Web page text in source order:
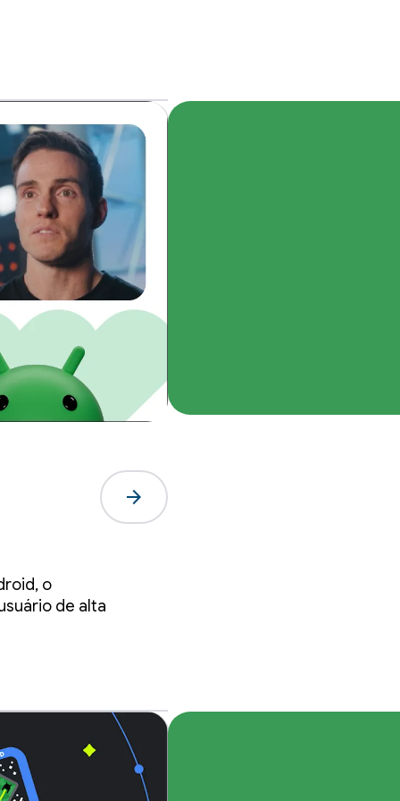
arrow_forward
o
de alta